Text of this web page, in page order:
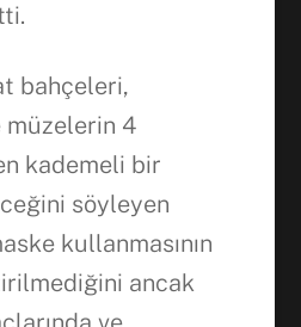
bahçeleri,
4
kademeli bir
söyleyen
kullanmasının
ancak